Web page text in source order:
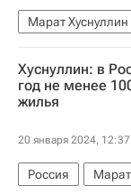
Городское
Марат Хуснуллин
Хуснуллин: в
год не менее
жилья
20 января 2024, 12:37
Россия